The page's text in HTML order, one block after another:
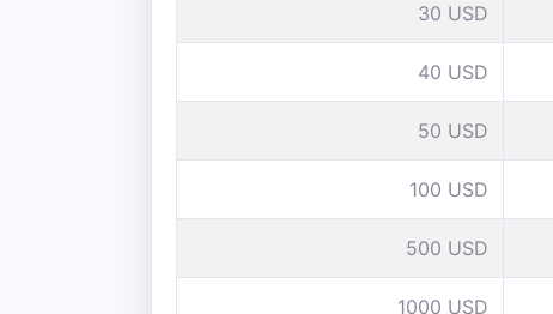
30 USD
40 USD
50 USD
100 USD
500 USD
1000 USD